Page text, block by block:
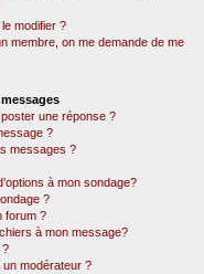
modifier ?
membre, on me demande de me
une réponse ?
?
messages ?
à mon sondage?
?
forum ?
à mon message?
modérateur ?